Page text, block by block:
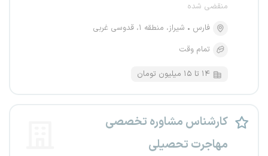
منقضی شده
فارس
شیراز، منطقه ۱، قدوسی غربی
تمام وقت
۱۴ تا ۱۵ میلیون تومان
کارشناس مشاوره تخصصی
مهاجرت تحصیلی